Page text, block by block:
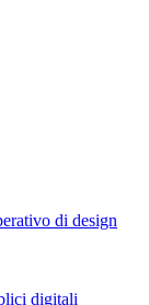
di design
digitali